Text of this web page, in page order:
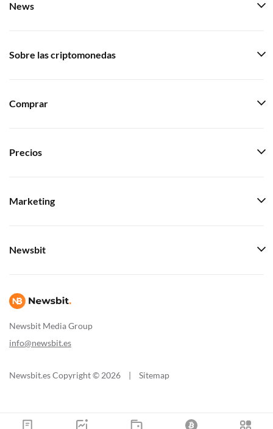
Newsbit Media Group
info@newsbit.es
News
Sobre las criptomonedas
Comprar
Precios
Marketing
Newsbit
Newsbit.es Copyright © 2026 | Sitemap